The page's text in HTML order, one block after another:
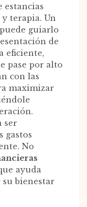
estancias
terapia. Un
puede guiarlo
de
eficiente,
pase por alto
con las
maximizar
ser
gastos
No
ayuda
bienestar